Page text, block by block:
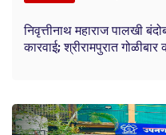
निवृत्तीनाथ महाराज पालखी
कारवाई; श्रीरामपुरात